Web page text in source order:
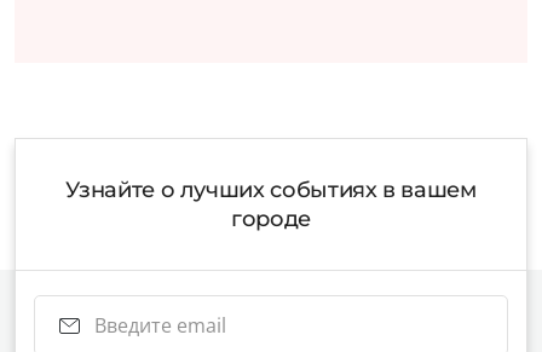
Узнайте о лучших событиях в вашем
городе